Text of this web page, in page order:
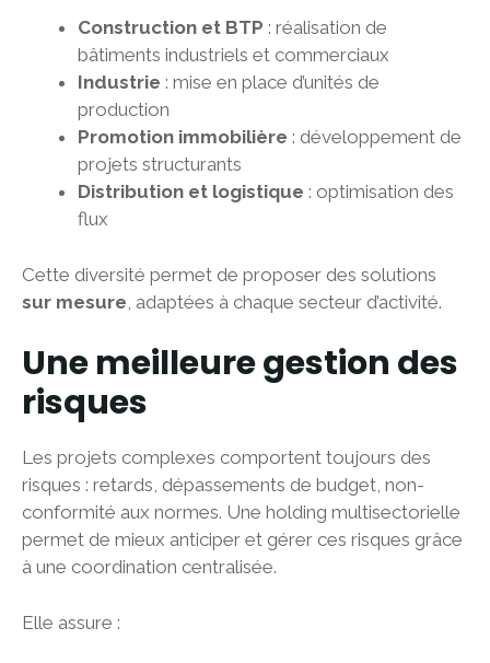
Construction et BTP : réalisation de
bâtiments industriels et commerciaux
Industrie : mise en place d’unités de
production
Promotion immobilière : développement de
projets structurants
Distribution et logistique : optimisation des
flux
Cette diversité permet de proposer des solutions
sur mesure , adaptées à chaque secteur d’activité.
Une meilleure gestion des
risques
Les projets complexes comportent toujours des
risques : retards, dépassements de budget, non-
conformité aux normes. Une holding multisectorielle
permet de mieux anticiper et gérer ces risques grâce
à une coordination centralisée.
Elle assure :